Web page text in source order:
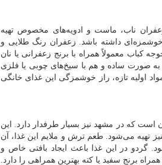
ناب، ماست و ادویه‌های مخصوص تهیه
داشته باشد. زعفران رنگ طلایی و
معمولاً همراه با برنج زعفرانی یا نان
به صورت ساده و هم با سیخ‌های چوبی یا فلزی
اولیه تازه، راز خوشمزگی این غذای خانگی
است که در مشهد نیز بسیار طرفدار دارد. این
تهیه می‌شود. طعم ترش و ملایم این غذا، آن
گردو در این غذا باعث ایجاد بافتی خاص و
برنج سفید یا کته بهترین همراهی را دارد.